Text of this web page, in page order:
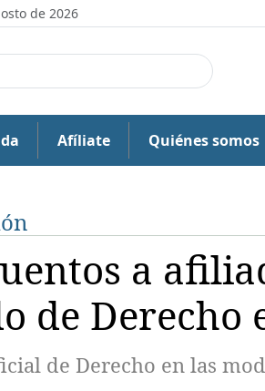
de 2026
Afíliate Quiénes somos
a
de Derecho
de Derecho en las